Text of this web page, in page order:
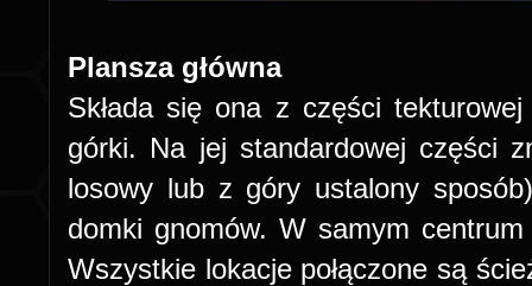
Plansza główna
Składa się ona z części
górki. Na jej standardowej części
losowy lub z góry ustalony
domki gnomów. W samym
Wszystkie lokacje połączone są